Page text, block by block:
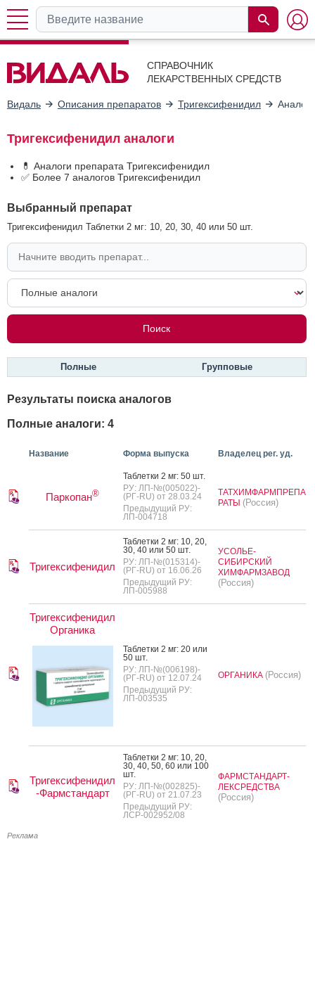
СПРАВОЧНИК
ЛЕКАРСТВЕННЫХ СРЕДСТВ
Видаль Описания препаратов Тригексифенидил Аналоги
Тригексифенидил аналоги
💊 Аналоги препарата Тригексифенидил
✅ Более 7 аналогов Тригексифенидил
Выбранный препарат
Тригексифенидил Таблетки 2 мг: 10, 20, 30, 40 или 50 шт.
Полные Групповые
Результаты поиска аналогов
Полные аналоги: 4
Название Форма выпуска Владелец рег. уд.
Паркопан®
Таб­летки 2 мг: 50 шт.
РУ: ЛП-№(005022)-
(РГ-RU) от 28.03.24
Предыдущий РУ:
ЛП-004718
ТАТХИМФАРМПРЕПА
РАТЫ (Россия)
Тригексифенидил
Таб­летки 2 мг: 10, 20,
30, 40 или 50 шт.
РУ: ЛП-№(015314)-
(РГ-RU) от 16.06.26
Предыдущий РУ:
ЛП-005988
УСОЛЬЕ-
СИБИРСКИЙ
ХИМФАРМЗАВОД
(Россия)
Тригексифенидил
Органика
Таб­летки 2 мг: 20 или
50 шт.
РУ: ЛП-№(006198)-
(РГ-RU) от 12.07.24
Предыдущий РУ:
ЛП-003535
ОРГАНИКА (Россия)
Тригексифенидил
-Фармстандарт
Таб­летки 2 мг: 10, 20,
30, 40, 50, 60 или 100
шт.
РУ: ЛП-№(002825)-
(РГ-RU) от 21.07.23
Предыдущий РУ:
ЛСР-002952/08
ФАРМСТАНДАРТ-
ЛЕКСРЕДСТВА
(Россия)
Реклама